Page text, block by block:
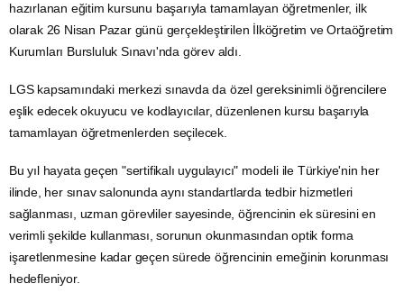
hazırlanan eğitim kursunu başarıyla tamamlayan öğretmenler, ilk
olarak 26 Nisan Pazar günü gerçekleştirilen İlköğretim ve Ortaöğretim
Kurumları Bursluluk Sınavı'nda görev aldı.
LGS kapsamındaki merkezi sınavda da özel gereksinimli öğrencilere
eşlik edecek okuyucu ve kodlayıcılar, düzenlenen kursu başarıyla
tamamlayan öğretmenlerden seçilecek.
Bu yıl hayata geçen "sertifikalı uygulayıcı" modeli ile Türkiye'nin her
ilinde, her sınav salonunda aynı standartlarda tedbir hizmetleri
sağlanması, uzman görevliler sayesinde, öğrencinin ek süresini en
verimli şekilde kullanması, sorunun okunmasından optik forma
işaretlenmesine kadar geçen sürede öğrencinin emeğinin korunması
hedefleniyor.